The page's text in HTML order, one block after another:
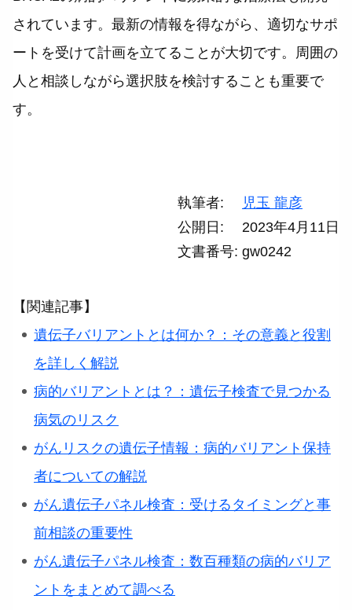
されています。最新の情報を得ながら、適切なサポ
ートを受けて計画を立てることが大切です。周囲の
人と相談しながら選択肢を検討することも重要で
す。
執筆者
児玉 龍彦
公開日
2023年4月11日
文書番号 gw0242
【関連記事】
遺伝子バリアントとは何か？：その意義と役割
を詳しく解説
病的バリアントとは？：遺伝子検査で見つかる
病気のリスク
がんリスクの遺伝子情報：病的バリアント保持
者についての解説
がん遺伝子パネル検査：受けるタイミングと事
前相談の重要性
がん遺伝子パネル検査：数百種類の病的バリア
ントをまとめて調べる